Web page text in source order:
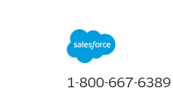
1-800-667-6389